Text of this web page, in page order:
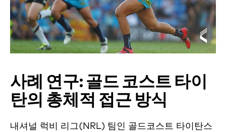
사례 연구: 골드 코스트 타이
탄의 총체적 접근 방식
내셔널 럭비 리그(NRL) 팀인 골드코스트 타이탄스